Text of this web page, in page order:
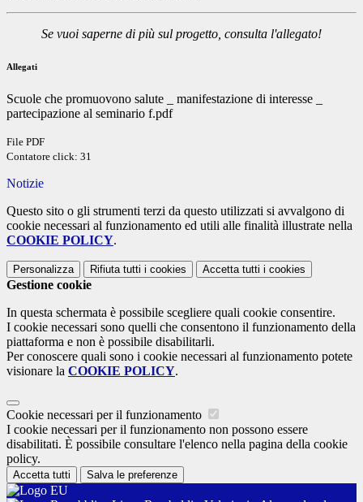
Se vuoi saperne di più sul progetto, consulta l'allegato!
Allegati
Scuole che promuovono salute _ manifestazione di interesse _
partecipazione al seminario f.pdf
File PDF
Contatore click: 31
Notizie
Questo sito o gli strumenti terzi da questo utilizzati si avvalgono di
cookie necessari al funzionamento ed utili alle finalità illustrate nella
COOKIE POLICY.
Personalizza Rifiuta tutti i cookies Accetta tutti i cookies
Gestione cookie
In questa schermata è possibile scegliere quali cookie consentire.
I cookie necessari sono quelli che consentono il funzionamento della
piattaforma e non è possibile disabilitarli.
Per conoscere quali sono i cookie necessari al funzionamento potete
visionare la COOKIE POLICY.
Cookie necessari per il funzionamento
I cookie necessari per il funzionamento non possono essere
disabilitati. È possibile consultare l'elenco nella pagina della cookie
policy.
Accetta tutti Salva le preferenze